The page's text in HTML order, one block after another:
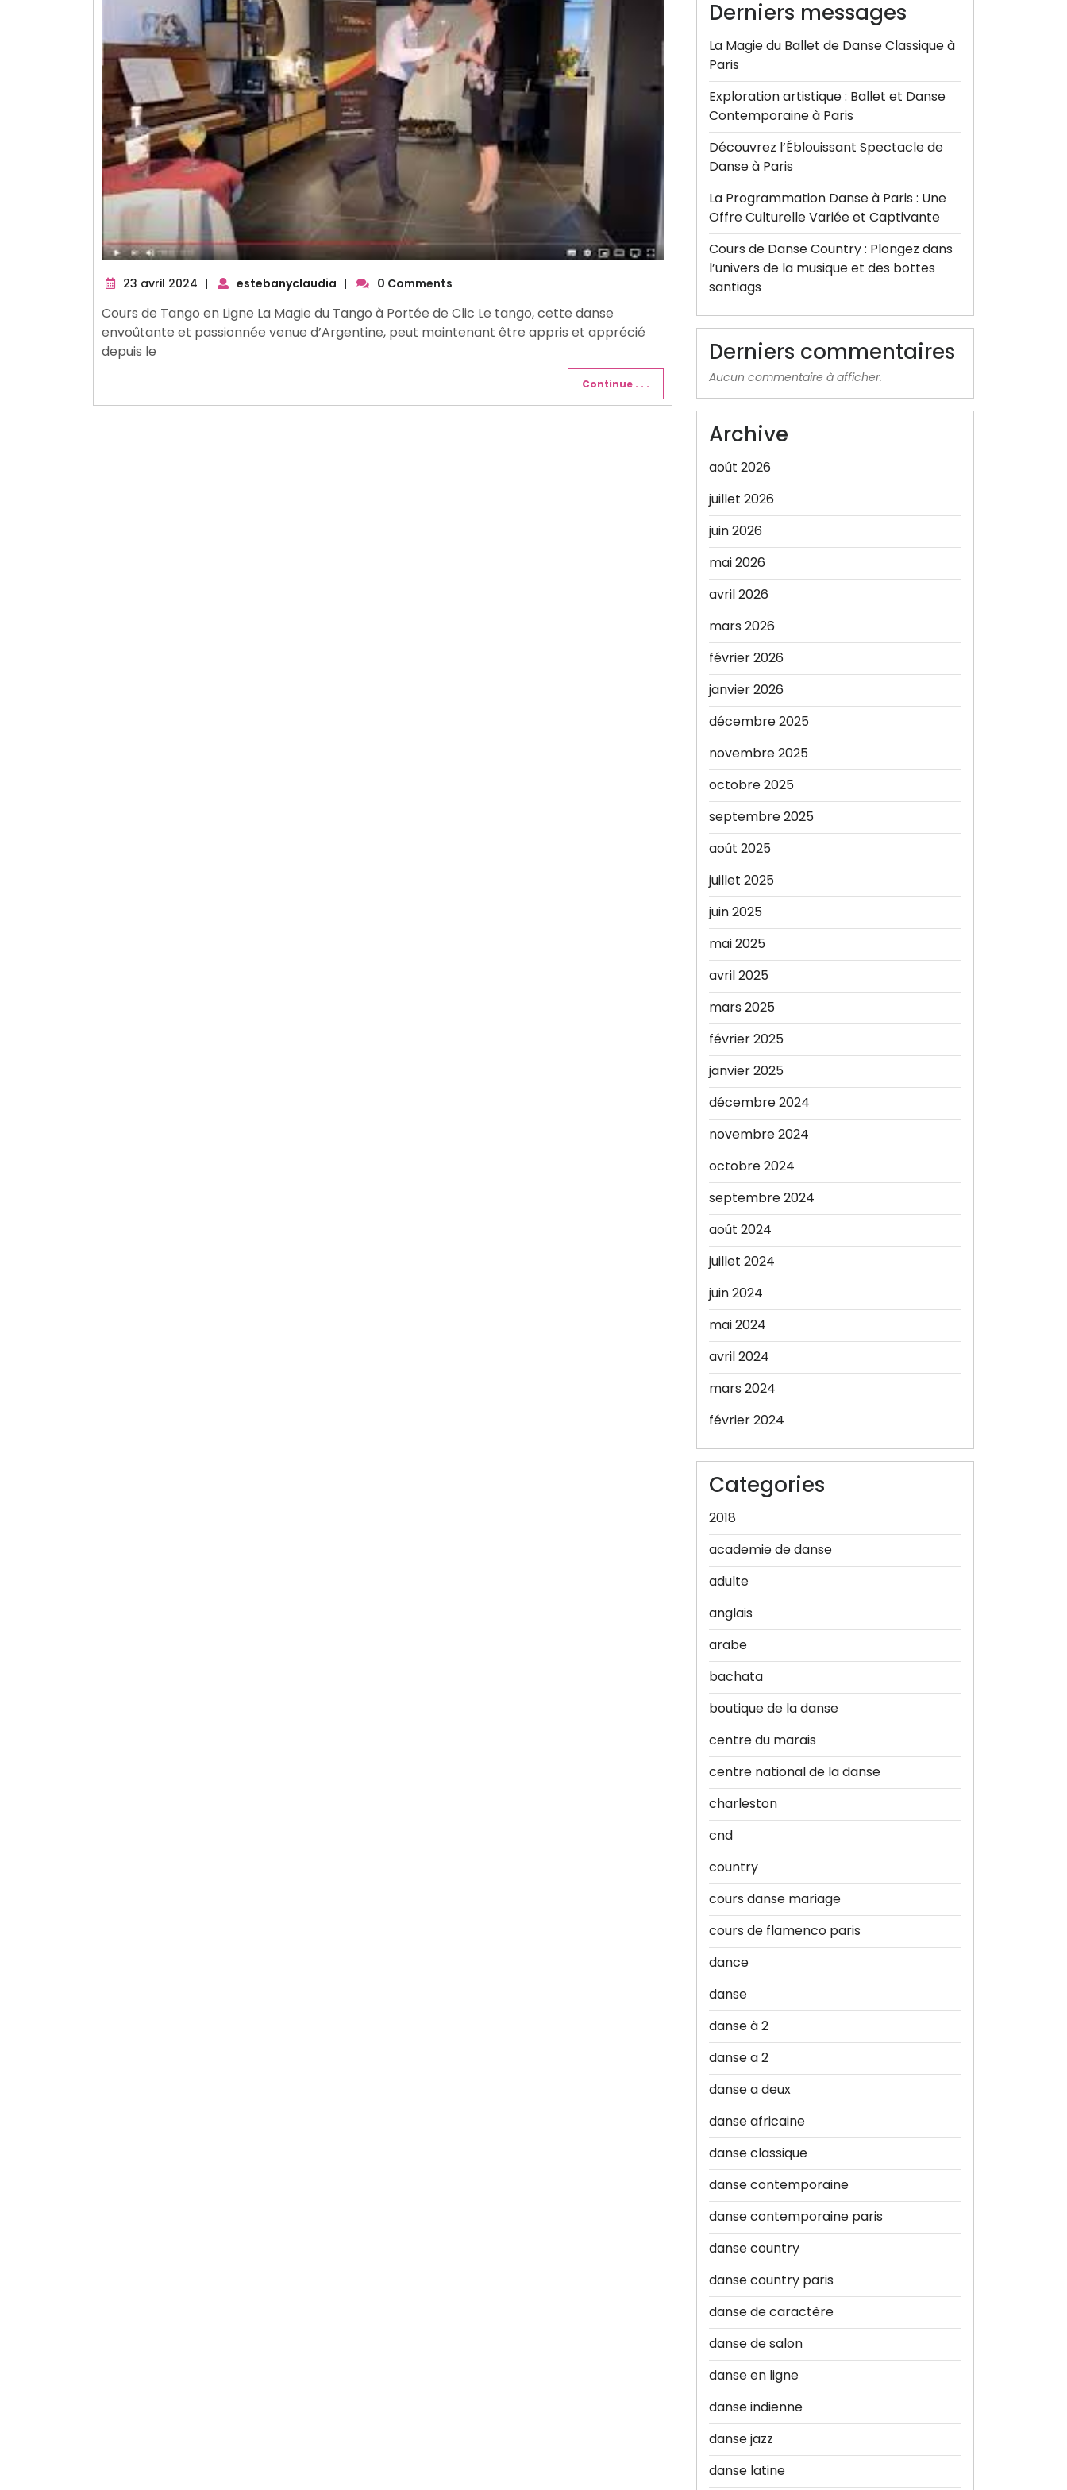
23 avril 2024 23
2024
| estebanyclaudia | 0 Comments
Cours de Tango en Ligne La Magie du Tango à Portée de Clic Le tango, cette danse
envoûtante et passionnée venue d’Argentine, peut maintenant être appris et apprécié
depuis le
Continue . . .
Derniers messages
La Magie du Ballet de Danse Classique à
Paris
Exploration artistique : Ballet et Danse
Contemporaine à Paris
Découvrez l’Éblouissant Spectacle de
Danse à Paris
La Programmation Danse à Paris : Une
Offre Culturelle Variée et Captivante
Cours de Danse Country : Plongez dans
l’univers de la musique et des bottes
santiags
Derniers commentaires
Aucun commentaire à afficher.
Archive
août 2026
juillet 2026
juin 2026
mai 2026
avril 2026
mars 2026
février 2026
janvier 2026
décembre 2025
novembre 2025
octobre 2025
septembre 2025
août 2025
juillet 2025
juin 2025
mai 2025
avril 2025
mars 2025
février 2025
janvier 2025
décembre 2024
novembre 2024
octobre 2024
septembre 2024
août 2024
juillet 2024
juin 2024
mai 2024
avril 2024
mars 2024
février 2024
Categories
2018
academie de danse
adulte
anglais
arabe
bachata
boutique de la danse
centre du marais
centre national de la danse
charleston
cnd
country
cours danse mariage
cours de flamenco paris
dance
danse
danse à 2
danse a 2
danse a deux
danse africaine
danse classique
danse contemporaine
danse contemporaine paris
danse country
danse country paris
danse de caractère
danse de salon
danse en ligne
danse indienne
danse jazz
danse latine